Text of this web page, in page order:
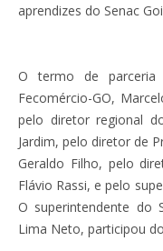
aprendizes do Senac
O termo de parceria
Fecomércio-GO,
pelo diretor regional
Jardim, pelo diretor de
Geraldo Filho, pelo
Flávio Rassi, e pelo
O superintendente do
Lima Neto, participou